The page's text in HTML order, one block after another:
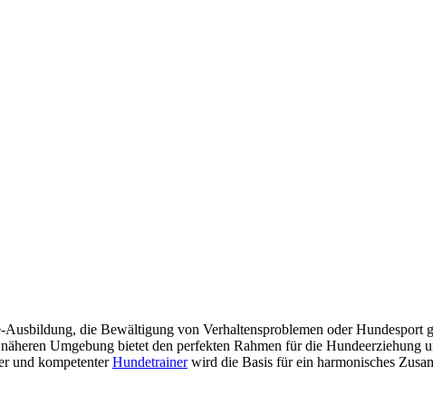
die Bewältigung von Verhaltensproblemen oder Hundesport
Umgebung bietet den perfekten Rahmen für die Hundeerziehung
und kompetenterHundetrainerwird die Basis für ein harmonisches